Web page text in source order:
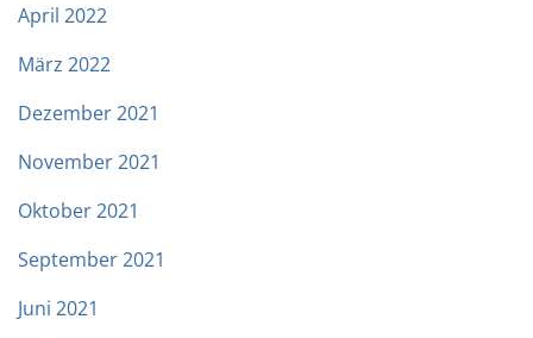
April 2022
März 2022
Dezember 2021
November 2021
Oktober 2021
September 2021
Juni 2021